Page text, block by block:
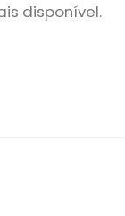
disponível.